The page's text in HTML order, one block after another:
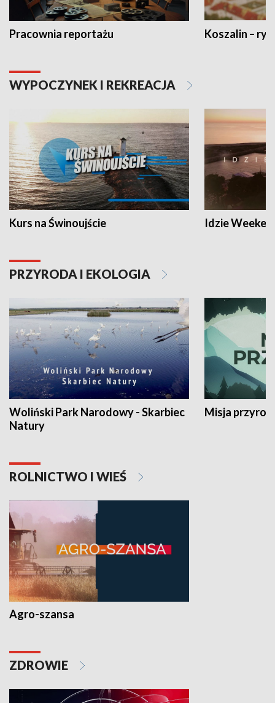
Pracownia reportażu Koszalin –
WYPOCZYNEK I REKREACJA
Kurs na Świnoujście Idzie
PRZYRODA I EKOLOGIA
Woliński Park Narodowy - Skarbiec
Natury
Misja
ROLNICTWO I WIEŚ
Agro-szansa
ZDROWIE